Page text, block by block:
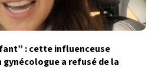
: cette influenceuse
a refusé de la